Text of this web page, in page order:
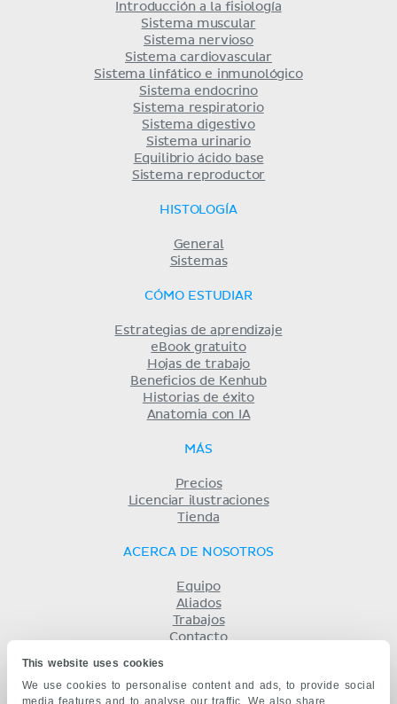
This website uses cookies
We use cookies to personalise content and ads, to provide social
media features and to analyse our traffic. We also share
Introducción a la fisiología
Sistema muscular
Sistema nervioso
Sistema cardiovascular
Sistema linfático e inmunológico
Sistema endocrino
Sistema respiratorio
Sistema digestivo
Sistema urinario
Equilibrio ácido base
Sistema reproductor
HISTOLOGÍA
General
Sistemas
CÓMO ESTUDIAR
Estrategias de aprendizaje
eBook gratuito
Hojas de trabajo
Beneficios de Kenhub
Historias de éxito
Anatomia con IA
MÁS
Precios
Licenciar ilustraciones
Tienda
ACERCA DE NOSOTROS
Equipo
Aliados
Trabajos
Contacto
Privacidad